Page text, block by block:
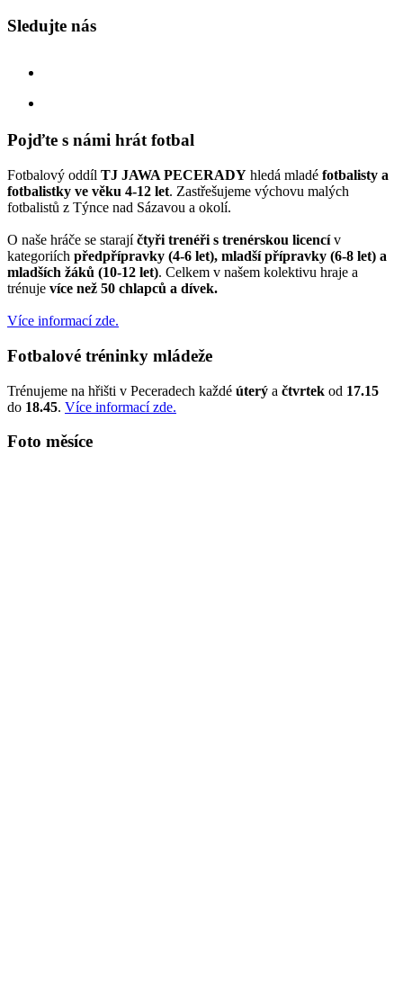
Sledujte nás
Pojďte s námi hrát fotbal
Fotbalový oddíl TJ JAWA PECERADY hledá mladé fotbalisty a
fotbalistky ve věku 4-12 let. Zastřešujeme výchovu malých
fotbalistů z Týnce nad Sázavou a okolí.
O naše hráče se starajíčtyři trenéři s trenérskou licencív
kategoriích předpřípravky (4-6 let), mladší přípravky (6-8 let) a
mladších žáků (10-12 let). Celkem v našem kolektivu hraje a
trénuje více než 50 chlapců a dívek.
Více informací zde.
Fotbalové tréninky mládeže
Trénujeme na hřišti v Peceradech každé úterý a čtvrtek od 17.15
do 18.45. Více informací zde.
Foto měsíce